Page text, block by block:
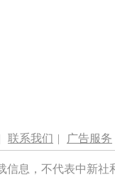
联系我们 | 广告服务
信息，不代表中新